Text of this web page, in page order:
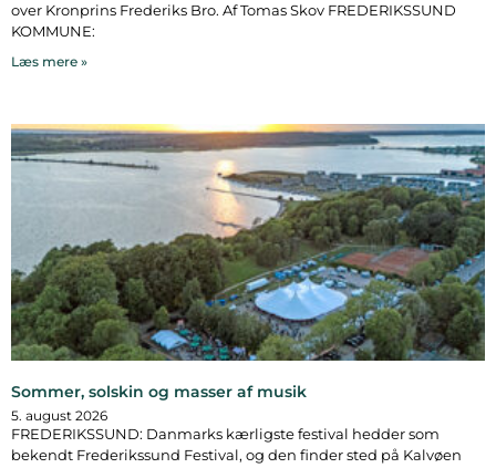
over Kronprins Frederiks Bro. Af Tomas Skov FREDERIKSSUND
KOMMUNE:
Læs mere »
Sommer, solskin og masser af musik
5. august 2026
FREDERIKSSUND: Danmarks kærligste festival hedder som
bekendt Frederikssund Festival, og den finder sted på Kalvøen